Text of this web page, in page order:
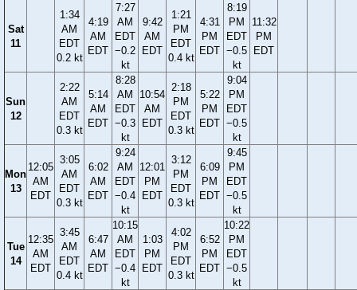
Sat
11
1:34
AM
EDT
0.2 kt
4:19
AM
EDT
7:27
AM
EDT
−0.2
kt
9:42
AM
EDT
1:21
PM
EDT
0.4 kt
4:31
PM
EDT
8:19
PM
EDT
−0.5
kt
11:32
PM
EDT
Sun
12
2:22
AM
EDT
0.3 kt
5:14
AM
EDT
8:28
AM
EDT
−0.3
kt
10:54
AM
EDT
2:18
PM
EDT
0.3 kt
5:22
PM
EDT
9:04
PM
EDT
−0.5
kt
Mon
13
12:05
AM
EDT
3:05
AM
EDT
0.3 kt
6:02
AM
EDT
9:24
AM
EDT
−0.4
kt
12:01
PM
EDT
3:12
PM
EDT
0.3 kt
6:09
PM
EDT
9:45
PM
EDT
−0.5
kt
Tue
14
12:35
AM
EDT
3:45
AM
EDT
0.4 kt
6:47
AM
EDT
10:15
AM
EDT
−0.4
kt
1:03
PM
EDT
4:02
PM
EDT
0.3 kt
6:52
PM
EDT
10:22
PM
EDT
−0.5
kt